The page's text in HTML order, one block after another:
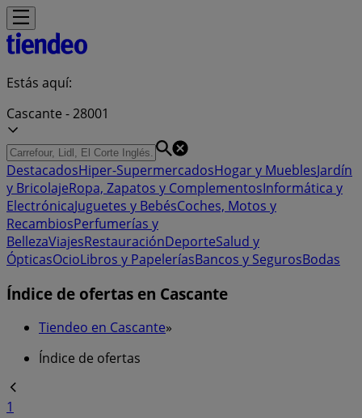
Estás aquí:
Cascante - 28001
DestacadosHiper-SupermercadosHogar y MueblesJardín
y BricolajeRopa, Zapatos y ComplementosInformática y
ElectrónicaJuguetes y BebésCoches, Motos y
RecambiosPerfumerías y
BellezaViajesRestauraciónDeporteSalud y
ÓpticasOcioLibros y PapeleríasBancos y SegurosBodas
Índice de ofertas en Cascante
Tiendeo en Cascante»
Índice de ofertas
1